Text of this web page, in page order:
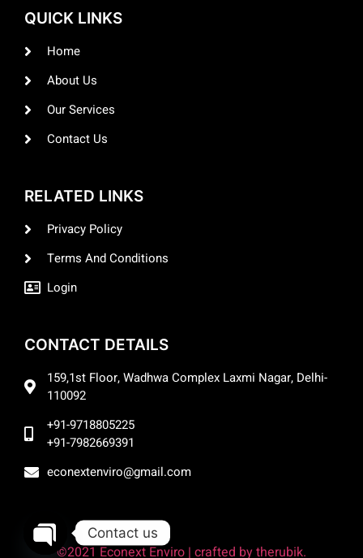
QUICK LINKS
Home
About Us
Our Services
Contact Us
RELATED LINKS
Privacy Policy
Terms And Conditions
Login
CONTACT DETAILS
159,1st Floor, Wadhwa Complex Laxmi Nagar, Delhi-
110092
+91-9718805225
+91-7982669391
econextenviro@gmail.com
©2021 Econext Enviro | crafted by therubik.
Contact us